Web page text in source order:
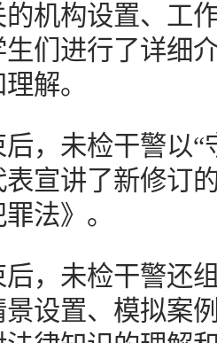
的机构设置、工
们进行了详细
解。
未检干警以“
宣讲了新修订
法》。
未检干警还组
设置、模拟案